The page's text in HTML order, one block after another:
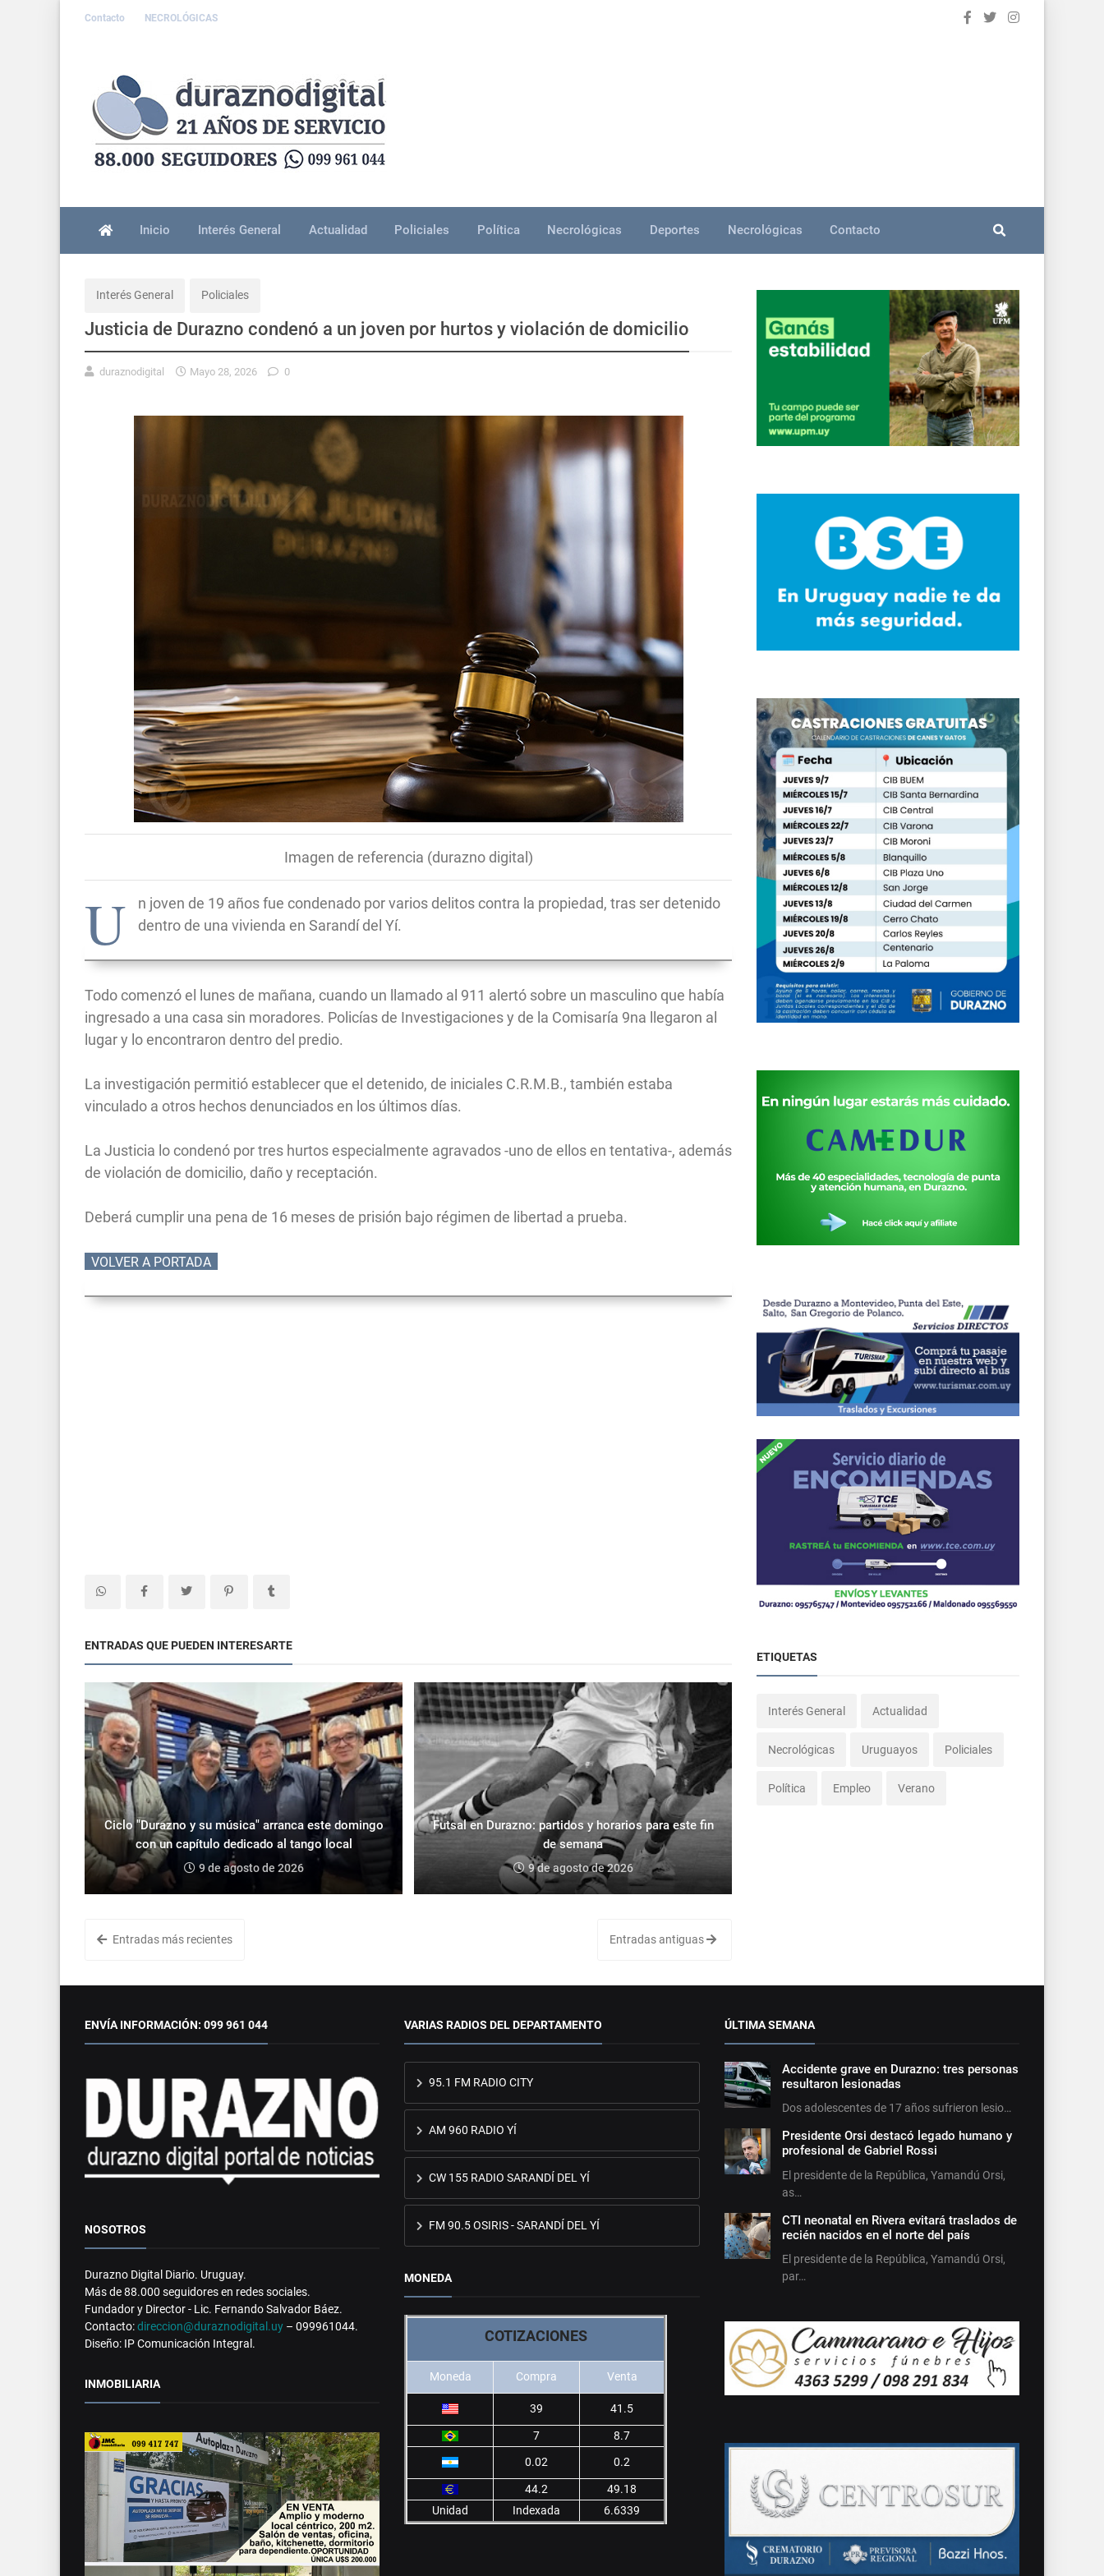
Contacto NECROLÓGICAS
Inicio Interés General Actualidad Policiales Política Necrológicas Deportes Necrológicas Contacto
Interés General Policiales
Justicia de Durazno condenó a un joven por hurtos y violación de domicilio
duraznodigital Mayo 28, 2026 0
Imagen de referencia (durazno digital)
U
n joven de 19 años fue condenado por varios delitos contra la propiedad, tras ser detenido
dentro de una vivienda en Sarandí del Yí.
Todo comenzó el lunes de mañana, cuando un llamado al 911 alertó sobre un masculino que había
ingresado a una casa sin moradores. Policías de Investigaciones y de la Comisaría 9na llegaron al
lugar y lo encontraron dentro del predio.
La investigación permitió establecer que el detenido, de iniciales C.R.M.B., también estaba
vinculado a otros hechos denunciados en los últimos días.
La Justicia lo condenó por tres hurtos especialmente agravados -uno de ellos en tentativa-, además
de violación de domicilio, daño y receptación.
Deberá cumplir una pena de 16 meses de prisión bajo régimen de libertad a prueba.
VOLVER A PORTADA
ENTRADAS QUE PUEDEN INTERESARTE
Ciclo "Durazno y su música" arranca este domingo
con un capítulo dedicado al tango local
9 de agosto de 2026
Futsal en Durazno: partidos y horarios para este fin
de semana
9 de agosto de 2026
Entradas más recientes Entradas antiguas
ETIQUETAS
Interés General Actualidad
Necrológicas Uruguayos Policiales
Política Empleo Verano
ENVÍA INFORMACIÓN: 099 961 044
NOSOTROS
Durazno Digital Diario. Uruguay.
Más de 88.000 seguidores en redes sociales.
Fundador y Director - Lic. Fernando Salvador Báez.
Contacto:direccion@duraznodigital.uy – 099961044.
Diseño: IP Comunicación Integral.
INMOBILIARIA
VARIAS RADIOS DEL DEPARTAMENTO
95.1 FM RADIO CITY
AM 960 RADIO YÍ
CW 155 RADIO SARANDÍ DEL YÍ
FM 90.5 OSIRIS - SARANDÍ DEL YÍ
MONEDA
COTIZACIONES
Moneda Compra Venta
39 41.5
7
8.7
0.02
0.2
44.2
49.18
Unidad
Indexada 6.6339
ÚLTIMA SEMANA
Accidente grave en Durazno: tres personas
resultaron lesionadas
Dos adolescentes de 17 años sufrieron lesio…
Presidente Orsi destacó legado humano y
profesional de Gabriel Rossi
El presidente de la República, Yamandú Orsi,
as…
CTI neonatal en Rivera evitará traslados de
recién nacidos en el norte del país
El presidente de la República, Yamandú Orsi,
par…